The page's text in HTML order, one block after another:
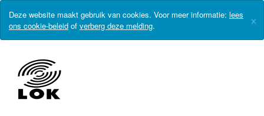
Deze website maakt gebruik van cookies. Voor meer informatie: lees
ons cookie-beleid of verberg deze melding. ×